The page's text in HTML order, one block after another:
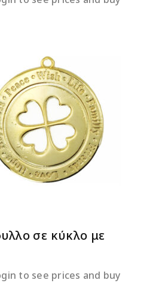
ΔΙΑΒΆΣΤΕ ΠΕΡΙΣΣΌΤΕΡΑ
σε κύκλο με
to see prices and buy